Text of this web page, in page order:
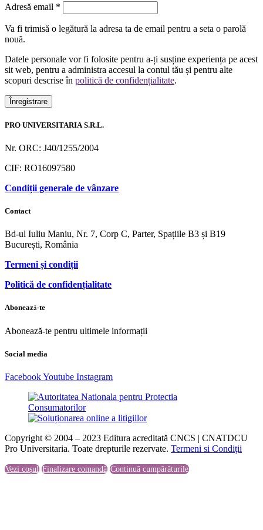
Adresă email *
Va fi trimisă o legătură la adresa ta de email pentru a seta o parolă
nouă.
Datele personale vor fi folosite pentru a-ți susține experiența pe acest
sit web, pentru a administra accesul la contul tău și pentru alte
scopuri descrise în politică de confidențialitate.
Înregistrare
PRO UNIVERSITARIA S.R.L.
Nr. ORC: J40/1255/2004
CIF: RO16097580
Condiții generale de vânzare
Contact
Bd-ul Iuliu Maniu, Nr. 7, Corp C, Parter, Spațiile B3 și B19
București, România
Termeni și condiții
Politică de confidențialitate
Abonează-te
Abonează-te pentru ultimele informații
Social media
FacebookYoutube Instagram
Copyright © 2004 – 2023 Editura acreditată CNCS | CNATDCU
Pro Universitaria. Toate drepturile rezervate. Termeni si Condiţii
Vezi coșul Finalizare comandă Continuă cumpărăturile